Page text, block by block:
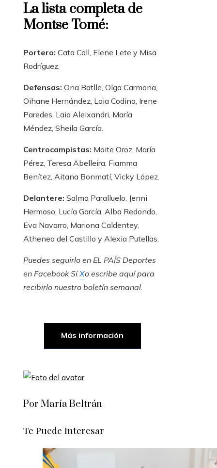
La lista completa de
Montse Tomé:
Portero: Cata Coll, Elene Lete y Misa
Rodríguez.
Defensas: Ona Batlle, Olga Carmona,
Oihane Hernández, Laia Codina, Irene
Paredes, Laia Aleixandri, María
Méndez, Sheila García.
Centrocampistas: Maite Oroz, María
Pérez, Teresa Abelleira, Fiamma
Benítez, Aitana Bonmatí, Vicky López.
Delantere: Salma Paralluelo, Jenni
Hermoso, Lucía García, Alba Redondo,
Eva Navarro, Mariona Caldentey,
Athenea del Castillo y Alexia Putellas.
Puedes seguirlo en EL PAÍS Deportes
en FacebookSíXo escribe aquí para
recibirlo nuestro boletín semanal.
Más información
Por María Beltrán
Te Puede Interesar